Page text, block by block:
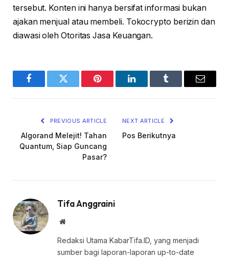
tersebut. Konten ini hanya bersifat informasi bukan
ajakan menjual atau membeli. Tokocrypto berizin dan
diawasi oleh Otoritas Jasa Keuangan.
FacebookTwitter Pinterest LinkedInTumblr Email
PREVIOUS ARTICLE
Algorand Melejit! Tahan
Quantum, Siap Guncang
Pasar?
NEXT ARTICLE
Pos Berikutnya
Tifa Anggraini
Website
Redaksi Utama KabarTifa.ID, yang menjadi
sumber bagi laporan-laporan up-to-date